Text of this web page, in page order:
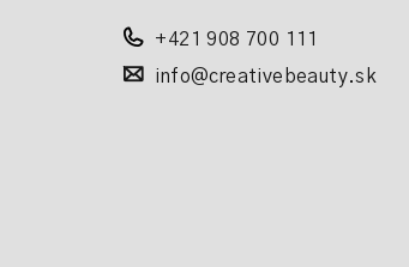
+421 908 700 111
info@creativebeauty.sk